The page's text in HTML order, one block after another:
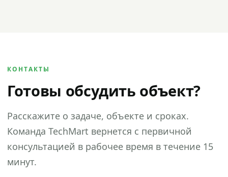
КОНТАКТЫ
Готовы обсудить объект?
Расскажите о задаче, объекте и сроках.
Команда TechMart вернется с первичной
консультацией в рабочее время в течение 15
минут.